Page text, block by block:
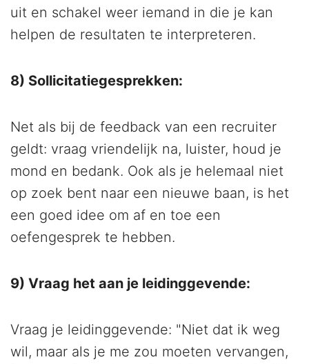
uit en schakel weer iemand in die je kan
helpen de resultaten te interpreteren.
8) Sollicitatiegesprekken:
Net als bij de feedback van een recruiter
geldt: vraag vriendelijk na, luister, houd je
mond en bedank. Ook als je helemaal niet
op zoek bent naar een nieuwe baan, is het
een goed idee om af en toe een
oefengesprek te hebben.
9) Vraag het aan je leidinggevende:
Vraag je leidinggevende: "Niet dat ik weg
wil, maar als je me zou moeten vervangen,